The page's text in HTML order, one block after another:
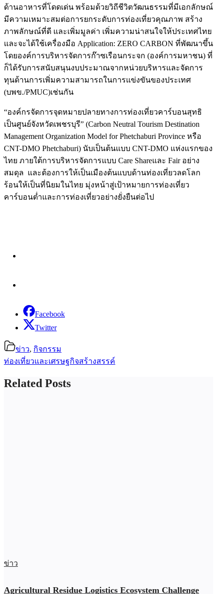
ด้านอาหารที่โดดเด่น พร้อมด้วยวิถีชีวิตวัฒนธรรมที่มีเอกลักษณ์
มีความเหมาะสมต่อการยกระดับการท่องเที่ยวคุณภาพ สร้าง
ภาพลักษณ์ที่ดี และเพิ่มมูลค่า เพิ่มความน่าสนใจให้ประเทศไทย
และจะได้ใช้เครื่องมือ Application: ZERO CARBON ที่พัฒนาขึ้น
โดยองค์การบริหารจัดการก๊าซเรือนกระจก (องค์การมหาชน) ที่
ก็ได้รับการสนับสนุนงบประมาณจากหน่วยบริหารและจัดการ
ทุนด้านการเพิ่มความสามารถในการแข่งขันของประเทศ
(บพข./PMUC)เช่นกัน
“องค์กรจัดการจุดหมายปลายทางการท่องเที่ยวคาร์บอนสุทธิ
เป็นศูนย์จังหวัดเพชรบุรี” (Carbon Neutral Tourism Destination
Management Organization Model for Phetchaburi Province หรือ
CNT-DMO Phetchaburi) นับเป็นต้นแบบ CNT-DMO แห่งแรกของ
ไทย ภายใต้การบริหารจัดการแบบ Care Shareและ Fair อย่าง
สมดุล และต้องการให้เป็นเมืองต้นแบบด้านท่องเที่ยวลดโลก
ร้อนให้เป็นที่นิยมในไทย มุ่งหน้าสู่เป้าหมายการท่องเที่ยว
คาร์บอนต่ำและการท่องเที่ยวอย่างยั่งยืนต่อไป
Facebook
Twitter
ข่าว, กิจกรรม
ท่องเที่ยวและเศรษฐกิจสร้างสรรค์
Related Posts
ข่าว
Agricultural Residue Logistics Ecosystem Challenge